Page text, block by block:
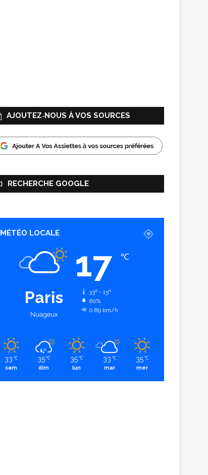
AJOUTEZ‑NOUS À VOS SOURCES
RECHERCHE GOOGLE
MÉTÉO LOCALE
Paris
Nuageux
17 ℃
33º - 15º
60%
0.89 km/h
33 ℃
sam
35 ℃
dim
35 ℃
lun
33 ℃
mar
35 ℃
mer